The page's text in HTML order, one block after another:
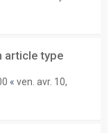
article type
« ven. avr. 10,